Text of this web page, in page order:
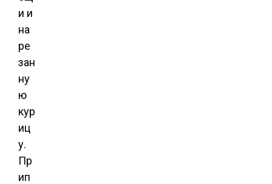
и и
на
ре
зан
ну
ю
кур
иц
у.
Пр
ип